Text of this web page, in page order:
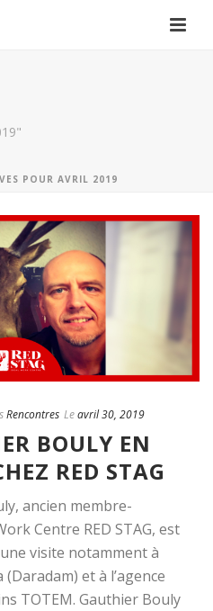
POUR AVRIL 2019
Rencontres Leavril 30, 2019
BOULY EN
RED STAG
ancien membre-
Centre RED STAG, est
visite notamment à
et à l’agence
TOTEM. Gauthier Bouly